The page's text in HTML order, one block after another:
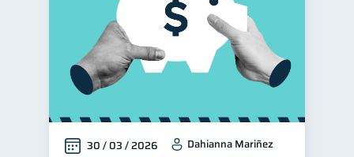
30 / 03 / 2026 Dahianna Mariñez